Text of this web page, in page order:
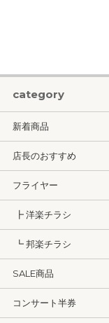
category
新着商品
店長のおすすめ
フライヤー
┣ 洋楽チラシ
┗ 邦楽チラシ
SALE商品
コンサート半券